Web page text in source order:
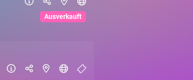
Ausverkauft